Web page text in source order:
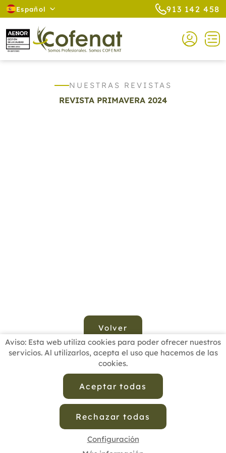
Español 913 142 458
NUESTRAS REVISTAS
REVISTA PRIMAVERA 2024
Volver
Aviso: Esta web utiliza cookies para poder ofrecer nuestros
servicios. Al utilizarlos, acepta el uso que hacemos de las
cookies.
Aceptar todas
Rechazar todas
Configuración
BUSCADOR PROFESIONALES
ESCUELAS RECOMENDADAS
CONTACTO
Política de Privacidad de Datos
Política de Calidad
Política de Cookies
Configuración de Cookies